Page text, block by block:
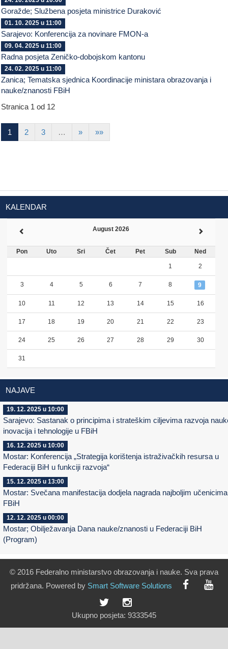
Goražde; Službena posjeta ministrice Duraković
01. 10. 2025 u 11:00
Sarajevo: Konferencija za novinare FMON-a
09. 04. 2025 u 11:00
Radna posjeta Zeničko-dobojskom kantonu
24. 02. 2025 u 11:00
Zanica; Tematska sjednica Koordinacije ministara obrazovanja i
nauke/znanosti FBiH
Stranica 1 od 12
1 2 3 … » »»
KALENDAR
August 2026
Pon Uto Sri Čet Pet Sub Ned
1 2
3 4 5 6 7 8 9
10 11 12 13 14 15 16
17 18 19 20 21 22 23
24 25 26 27 28 29 30
31
NAJAVE
19. 12. 2025 u 10:00
Sarajevo: Sastanak o principima i strateškim ciljevima razvoja
inovacija i tehnologije u FBiH
16. 12. 2025 u 10:00
Mostar: Konferencija „Strategija korištenja istraživačkih resursa u
Federaciji BiH u funkciji razvoja“
15. 12. 2025 u 13:00
Mostar: Svečana manifestacija dodjela nagrada najboljim
FBiH
12. 12. 2025 u 00:00
Mostar; Obilježavanja Dana nauke/znanosti u Federaciji BiH
(Program)
© 2016 Federalno ministarstvo obrazovanja i nauke. Sva prava
pridržana. Powered by Smart Software Solutions
Ukupno posjeta: 9333545